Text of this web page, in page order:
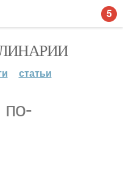
статьи
по-
5